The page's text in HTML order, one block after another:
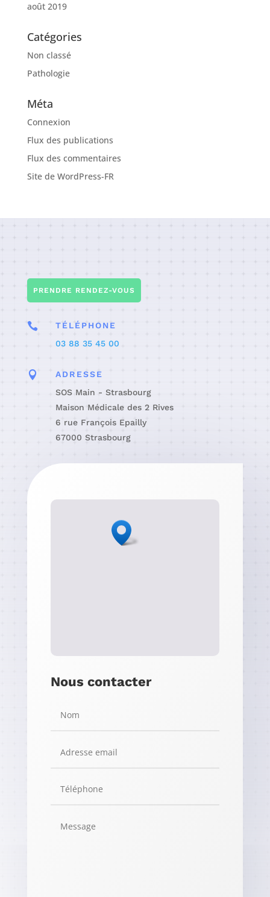
août 2019
Catégories
Non classé
Pathologie
Méta
Connexion
Flux des publications
Flux des commentaires
Site de WordPress-FR
PRENDRE RENDEZ-VOUS

TÉLÉPHONE
03 88 35 45 00

ADRESSE
SOS Main - Strasbourg
Maison Médicale des 2 Rives
6 rue François Epailly
67000 Strasbourg
Nous contacter